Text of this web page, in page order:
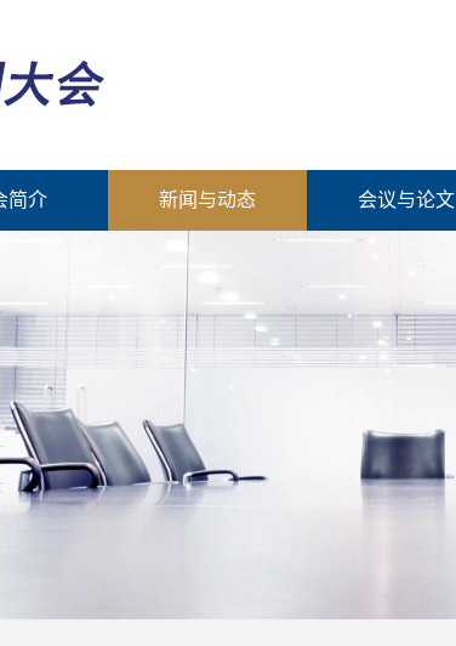
简介 新闻与动态 会议与论文